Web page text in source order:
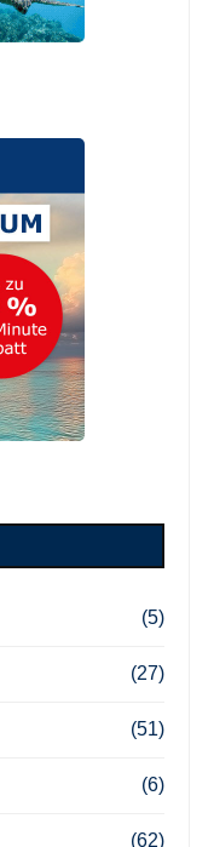
(5)
(27)
(51)
(6)
(62)